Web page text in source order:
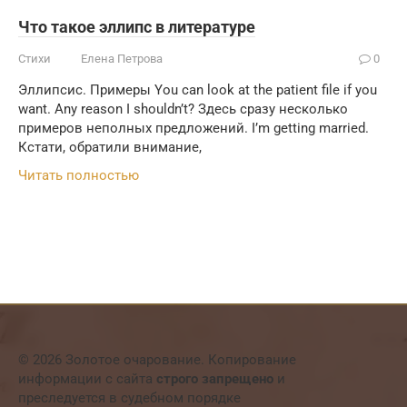
Что такое эллипс в литературе
Стихи Елена Петрова 0
Эллипсис. Примеры You can look at the patient file if you
want. Any reason I shouldn’t? Здесь сразу несколько
примеров неполных предложений. I’m getting married.
Кстати, обратили внимание,
Читать полностью
© 2026 Золотое очарование. Копирование
информации с сайта строго запрещено и
преследуется в судебном порядке